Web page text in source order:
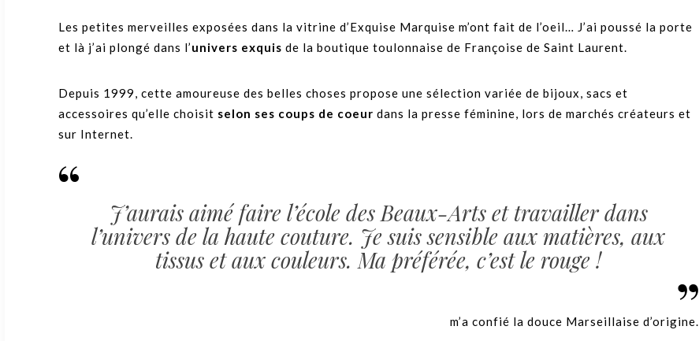
Les petites merveilles exposées dans la vitrine d’Exquise Marquise m’ont fait de l’oeil… J’ai poussé la porte
et là j’ai plongé dans l’univers exquis de la boutique toulonnaise de Françoise de Saint Laurent.
Depuis 1999, cette amoureuse des belles choses propose une sélection variée de bijoux, sacs et
accessoires qu’elle choisit selon ses coups de coeur dans la presse féminine, lors de marchés créateurs et
sur Internet.
J’aurais aimé faire l’école des Beaux-Arts et travailler dans
l’univers de la haute couture. Je suis sensible aux matières, aux
tissus et aux couleurs. Ma préférée, c’est le rouge !
m’a confié la douce Marseillaise d’origine.